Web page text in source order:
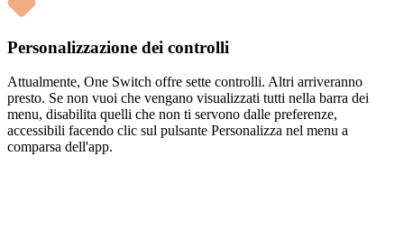
Personalizzazione dei controlli
Attualmente, One Switch offre sette controlli. Altri arriveranno
presto. Se non vuoi che vengano visualizzati tutti nella barra dei
menu, disabilita quelli che non ti servono dalle preferenze,
accessibili facendo clic sul pulsante Personalizza nel menu a
comparsa dell'app.